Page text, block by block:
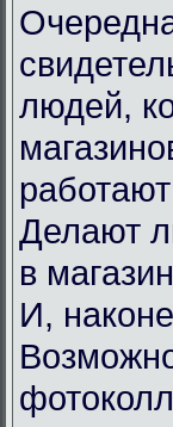
людей,
Делают
в
И,